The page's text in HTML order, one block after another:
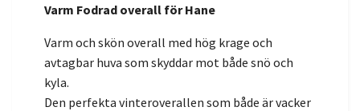
Varm Fodrad overall för Hane
Varm och skön overall med hög krage och
avtagbar huva som skyddar mot både snö och
kyla.
Den perfekta vinteroverallen som både är vacker